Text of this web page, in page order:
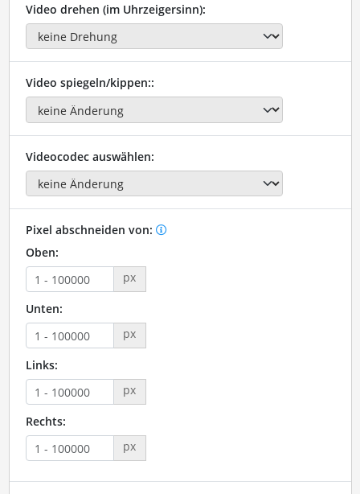
Video drehen (im Uhrzeigersinn):
Video spiegeln/kippen::
Videocodec auswählen:
Pixel abschneiden von:
Oben:
px
Unten:
px
Links:
px
Rechts:
px